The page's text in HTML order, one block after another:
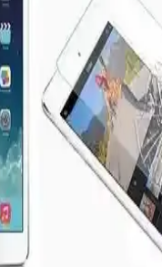
Ekran
dayanıklılık ve
ekran koruyucu, iPad
doğal kağıt
ve uzun ömürlü
Nano Ekran
M5 Modelleri İçin
M5 modelleri için
ve doğal
koruma sunar.